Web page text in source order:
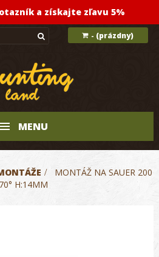
a získajte zľavu 5%
- (prázdny)
MENU
>
MONTÁŽ NA SAUER 200
H:14MM